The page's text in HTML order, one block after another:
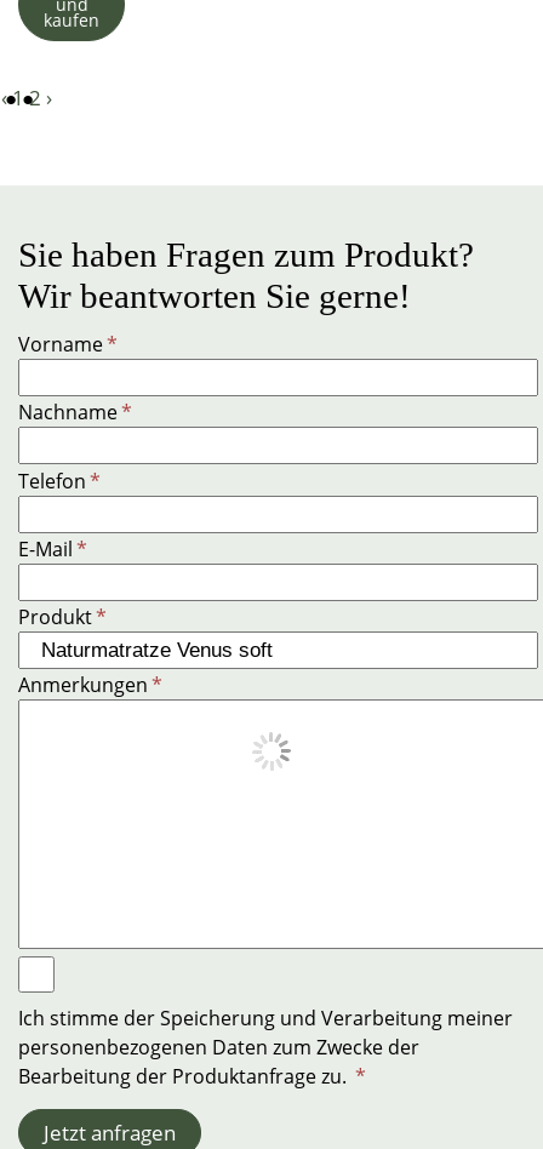
kaufen
‹12 ›
Sie haben Fragen zum Produkt?
Wir beantworten Sie gerne!
Vorname*
Nachname*
Telefon*
E-Mail*
Produkt*
Anmerkungen*
Ich stimme der Speicherung und Verarbeitung meiner
personenbezogenen Daten zum Zwecke der
Bearbeitung der Produktanfrage zu. *
Jetzt anfragen